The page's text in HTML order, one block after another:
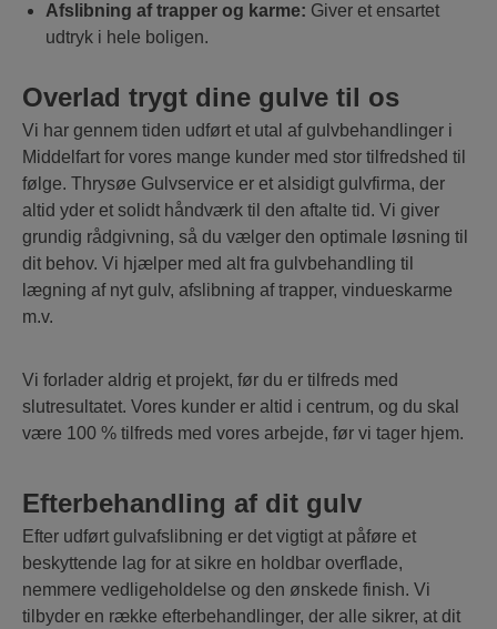
Afslibning af trapper og karme: Giver et ensartet
udtryk i hele boligen.
Overlad trygt dine gulve til os
Vi har gennem tiden udført et utal af gulvbehandlinger i
Middelfart for vores mange kunder med stor tilfredshed til
følge. Thrysøe Gulvservice er et alsidigt gulvfirma, der
altid yder et solidt håndværk til den aftalte tid. Vi giver
grundig rådgivning, så du vælger den optimale løsning til
dit behov. Vi hjælper med alt fra gulvbehandling til
lægning af nyt gulv, afslibning af trapper, vindueskarme
m.v.
Vi forlader aldrig et projekt, før du er tilfreds med
slutresultatet. Vores kunder er altid i centrum, og du skal
være 100 % tilfreds med vores arbejde, før vi tager hjem.
Efterbehandling af dit gulv
Efter udført gulvafslibning er det vigtigt at påføre et
beskyttende lag for at sikre en holdbar overflade,
nemmere vedligeholdelse og den ønskede finish. Vi
tilbyder en række efterbehandlinger, der alle sikrer, at dit